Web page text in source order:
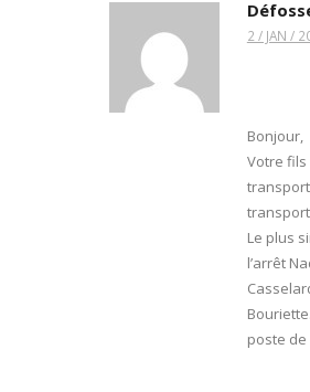
2 / JAN /
Bonjour,
Votre fils
Le plus
l’arrêt
poste de